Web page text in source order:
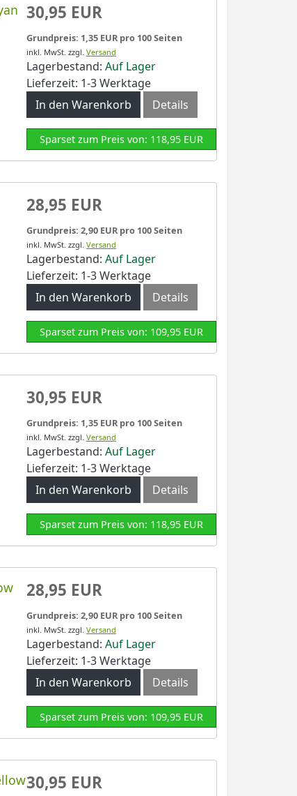
30,95 EUR
Grundpreis: 1,35 EUR pro 100 Seiten
inkl. MwSt. zzgl. Versand
Lagerbestand: Auf Lager
Lieferzeit: 1-3 Werktage
In den Warenkorb
Details
Sparset zum Preis von: 118,95 EUR
28,95 EUR
Grundpreis: 2,90 EUR pro 100 Seiten
inkl. MwSt. zzgl. Versand
Lagerbestand: Auf Lager
Lieferzeit: 1-3 Werktage
In den Warenkorb
Details
Sparset zum Preis von: 109,95 EUR
30,95 EUR
Grundpreis: 1,35 EUR pro 100 Seiten
inkl. MwSt. zzgl. Versand
Lagerbestand: Auf Lager
Lieferzeit: 1-3 Werktage
In den Warenkorb
Details
Sparset zum Preis von: 118,95 EUR
28,95 EUR
Grundpreis: 2,90 EUR pro 100 Seiten
inkl. MwSt. zzgl. Versand
Lagerbestand: Auf Lager
Lieferzeit: 1-3 Werktage
In den Warenkorb
Details
Sparset zum Preis von: 109,95 EUR
30,95 EUR